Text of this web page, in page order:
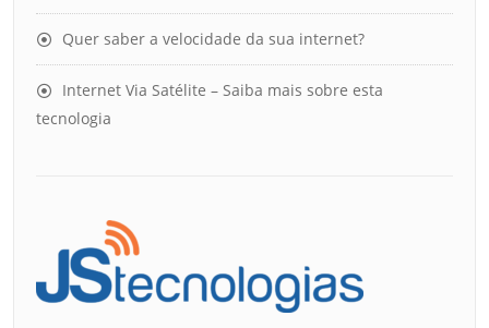
Quer saber a velocidade da sua internet?
Internet Via Satélite – Saiba mais sobre esta
tecnologia